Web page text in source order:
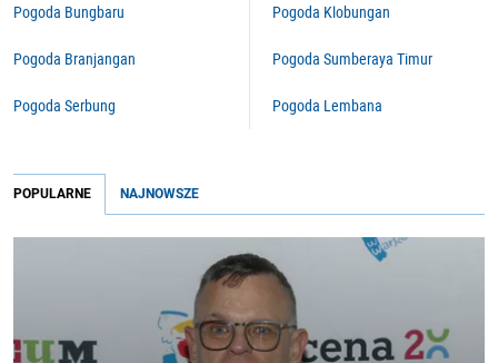
Pogoda Bungbaru
Pogoda Branjangan
Pogoda Serbung
Pogoda Klobungan
Pogoda Sumberaya Timur
Pogoda Lembana
POPULARNE NAJNOWSZE